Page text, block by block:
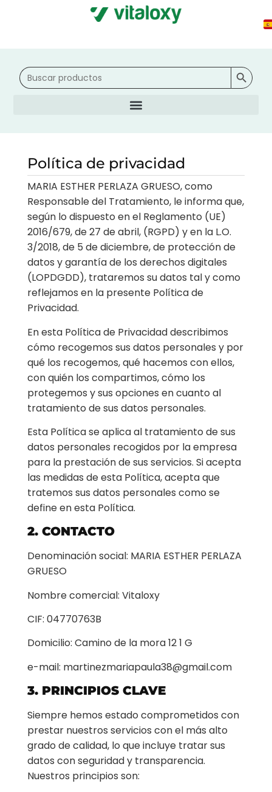
0
Buscar: Botón
Política de privacidad
MARIA ESTHER PERLAZA GRUESO, como
Responsable del Tratamiento, le informa que,
según lo dispuesto en el Reglamento (UE)
2016/679, de 27 de abril, (RGPD) y en la L.O.
3/2018, de 5 de diciembre, de protección de
datos y garantía de los derechos digitales
(LOPDGDD), trataremos su datos tal y como
reflejamos en la presente Política de
Privacidad.
En esta Política de Privacidad describimos
cómo recogemos sus datos personales y por
qué los recogemos, qué hacemos con ellos,
con quién los compartimos, cómo los
protegemos y sus opciones en cuanto al
tratamiento de sus datos personales.
Esta Política se aplica al tratamiento de sus
datos personales recogidos por la empresa
para la prestación de sus servicios. Si acepta
las medidas de esta Política, acepta que
tratemos sus datos personales como se
define en esta Política.
2. CONTACTO
Denominación social: MARIA ESTHER PERLAZA
GRUESO
Nombre comercial: Vitaloxy
CIF: 04770763B
Domicilio: Camino de la mora 12 1 G
e-mail: martinezmariapaula38@gmail.com
3. PRINCIPIOS CLAVE
Siempre hemos estado comprometidos con
prestar nuestros servicios con el más alto
grado de calidad, lo que incluye tratar sus
datos con seguridad y transparencia.
Nuestros principios son: